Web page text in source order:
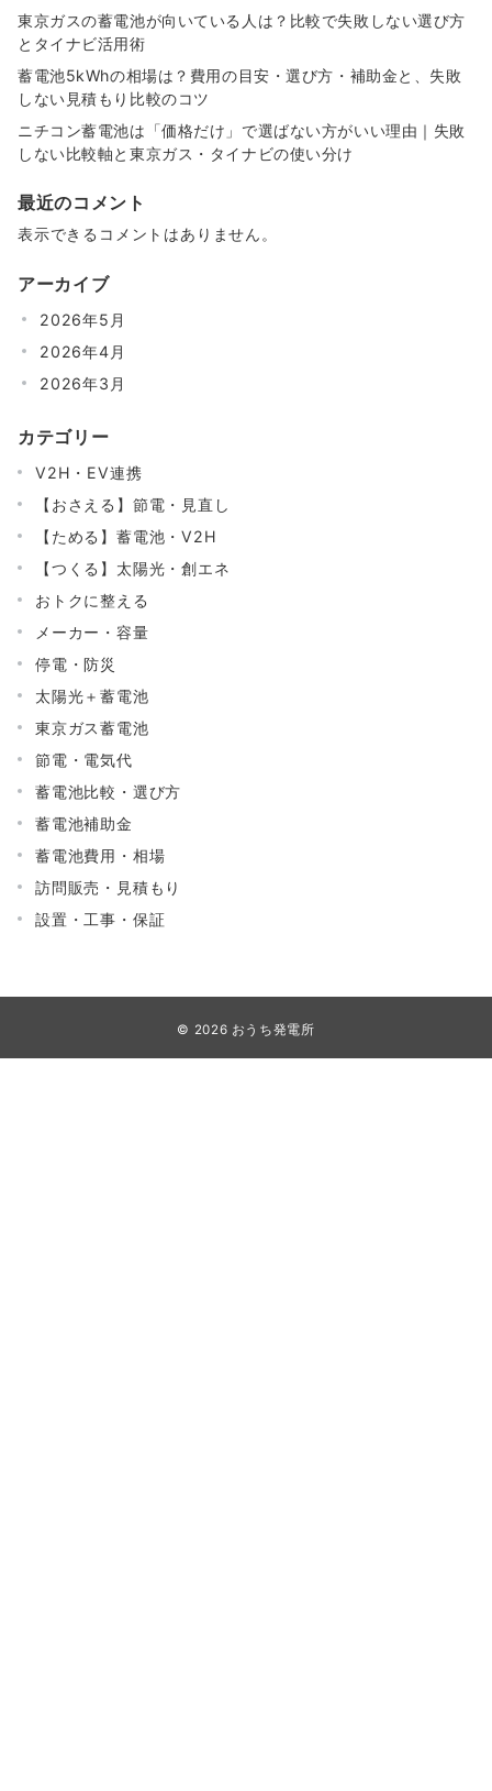
東京ガスの蓄電池が向いている人は？比較で失敗しない選び方
とタイナビ活用術
蓄電池5kWhの相場は？費用の目安・選び方・補助金と、失敗
しない見積もり比較のコツ
ニチコン蓄電池は「価格だけ」で選ばない方がいい理由｜失敗
しない比較軸と東京ガス・タイナビの使い分け
最近のコメント
表示できるコメントはありません。
アーカイブ
2026年5月
2026年4月
2026年3月
カテゴリー
V2H・EV連携
【おさえる】節電・見直し
【ためる】蓄電池・V2H
【つくる】太陽光・創エネ
おトクに整える
メーカー・容量
停電・防災
太陽光＋蓄電池
東京ガス蓄電池
節電・電気代
蓄電池比較・選び方
蓄電池補助金
蓄電池費用・相場
訪問販売・見積もり
設置・工事・保証
© 2026 おうち発電所